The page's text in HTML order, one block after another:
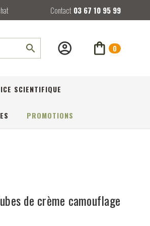
Contact 03 67 10 95 99
0
SCIENTIFIQUE
PROMOTIONS
de crème camouflage